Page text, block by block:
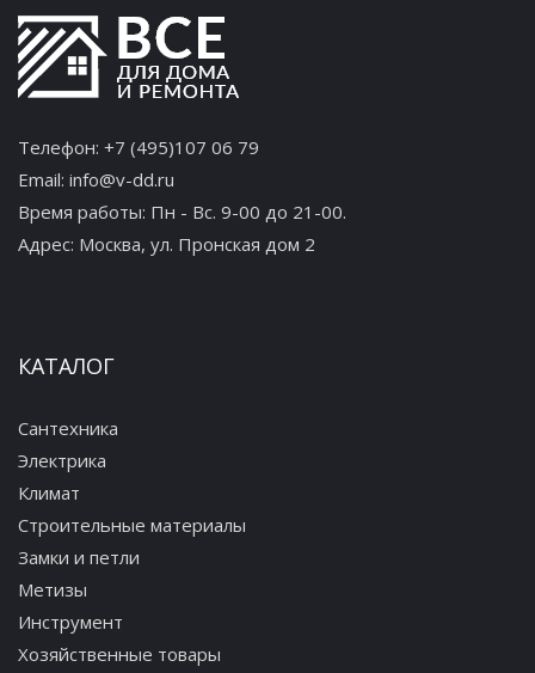
Телефон: +7 (495)107 06 79
Email: info@v-dd.ru
Время работы: Пн - Вс. 9-00 до 21-00.
Адрес: Москва, ул. Пронская дом 2
КАТАЛОГ
Сантехника
Электрика
Климат
Строительные материалы
Замки и петли
Метизы
Инструмент
Хозяйственные товары